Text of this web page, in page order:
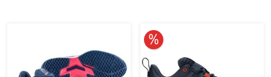
10% obniżone